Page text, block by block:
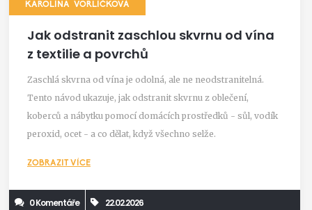
KAROLÍNA VORLÍČKOVÁ
Jak odstranit zaschlou skvrnu od vína
z textilie a povrchů
Zaschlá skvrna od vína je odolná, ale ne neodstranitelná.
Tento návod ukazuje, jak odstranit skvrnu z oblečení,
koberců a nábytku pomocí domácích prostředků - sůl, vodík
peroxid, ocet - a co dělat, když všechno selže.
ZOBRAZIT VÍCE
0 Komentáře 22.02.2026